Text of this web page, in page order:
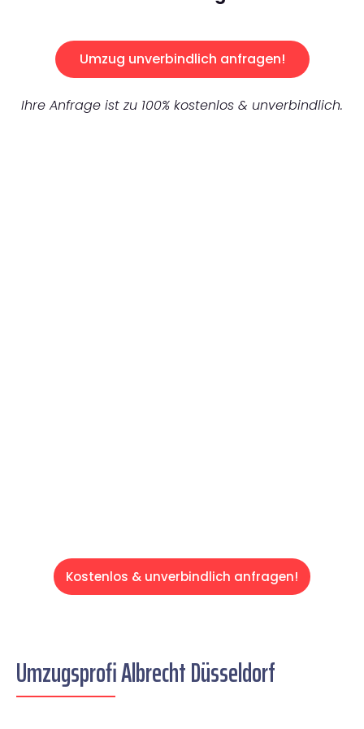
Umzug unverbindlich anfragen!
Ihre Anfrage ist zu 100% kostenlos & unverbindlich.
Kostenlos & unverbindlich anfragen!
Umzugsprofi Albrecht Düsseldorf